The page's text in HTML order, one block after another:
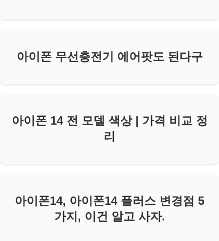
아이폰 무선충전기 에어팟도 된다구
아이폰 14 전 모델 색상 | 가격 비교 정
리
아이폰14, 아이폰14 플러스 변경점 5
가지, 이건 알고 사자.